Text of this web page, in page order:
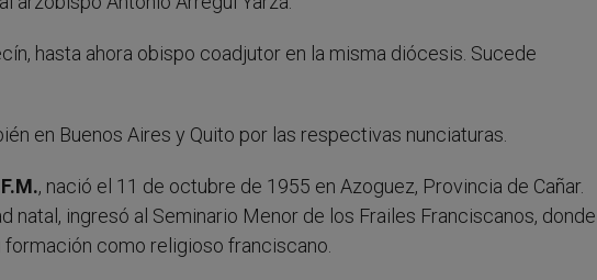
hasta ahora obispo coadjutor en la misma diócesis. Sucede
en Buenos Aires y Quito por las respectivas nunciaturas.
, nació el 11 de octubre de 1955 en Azoguez, Provincia de Cañar.
natal, ingresó al Seminario Menor de los Frailes Franciscanos, donde
como religioso franciscano.